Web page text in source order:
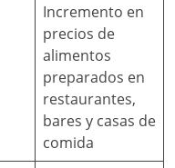
Incremento en
precios de
alimentos
preparados en
restaurantes,
bares y casas de
comida